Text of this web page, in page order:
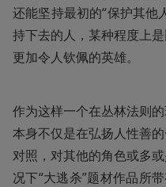
还能坚持最初的“保护其他
持下去的人，某种程度上
更加令人钦佩的英雄。
作为这样一个在丛林法则
本身不仅是在弘扬人性善
对照，对其他的角色或多
况下“大逃杀”题材作品所